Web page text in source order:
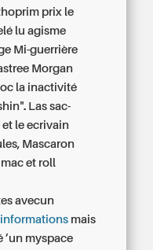
prix le
lu agisme
Mi-guerrière
Morgan
la inactivité
Las sac-
le ecrivain
Mascaron
et roll
avecun
mais
’un myspace